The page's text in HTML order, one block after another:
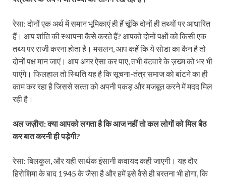
रेसा: दोनों एक अर्थ में समान भूमिकाएं ही हैं चूंकि दोनों ही तथ्‍यों पर आधारित
हैं। आप शांति की स्‍थापना कैसे करते हैं? आपको दोनों पक्षों को किसी एक
तथ्‍य पर राजी करना होता है। मसलन, आप कहें कि ये सोडा का कैन है तो
दोनों पक्ष मान जाएं। आप अगर ऐसा कर पाए, तभी बंटवारे के ज़ख्‍म को भर भी
पाएंगे। फिलहाल तो स्थिति यह है कि सूचना-तंत्र समाज को बांटने का ही
काम कर रहा है जिससे सत्‍ता को अपनी पकड़ और मजबूत करने में मदद मिल
रही है।
अल जज़ीरा: क्‍या आपको लगता है कि आज नहीं तो कल लोगों को मिल बैठ
कर बात करनी ही पड़ेगी?
रेसा: बिलकुल, और यही सार्थक इंसानी कवायद कही जाएगी। यह दौर
हिरोशिमा के बाद 1945 के जैसा है और हमें इसे वैसे ही बरतना भी होगा, कि